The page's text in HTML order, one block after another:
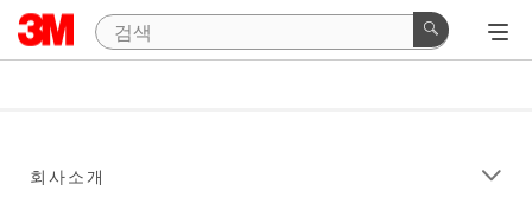
회사소개